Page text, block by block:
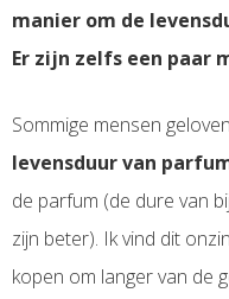
manier om de
Er zijn zelfs een paar
Sommige mensen
levensduur van
de parfum (de dure van
zijn beter). Ik vind dit
kopen om langer van de